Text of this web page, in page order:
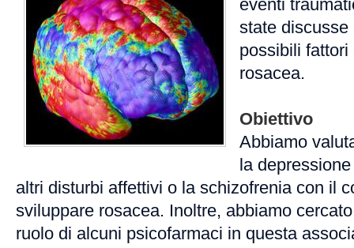
eventi
state
possibili
rosacea.
Obiettivo
Abbiamo
la
altri disturbi affettivi o la schizofrenia con il
sviluppare rosacea. Inoltre, abbiamo
ruolo di alcuni psicofarmaci in questa